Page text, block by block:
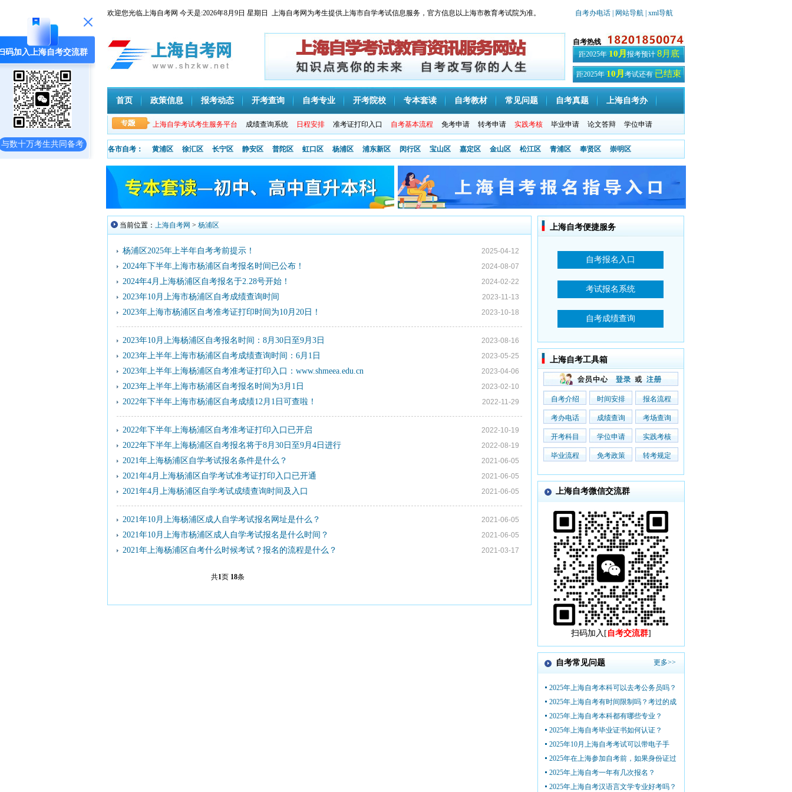
码加入上海自考交流群
与数十万考生共同备考
欢迎您光临上海自考网 今天是:2026年8月9日 星期日 上海自考网为考生提供上海市自学考试信息服务，官方信息以上海市教育考试院为准。 自考办电话 | 网站导航 | xml导航
自考热线
距2025年 10月 报考预计 8月底
距2025年 10月 考试还有 已结束
天
首页 政策信息 报考动态 开考查询 自考专业 开考院校 专本套读 自考教材 常见问题 自考真题 上海自考办
上海自学考试考生服务平台 成绩查询系统 日程安排 准考证打印入口 自考基本流程 免考申请 转考申请 实践考核 毕业申请 论文答辩 学位申请
各市自考： 黄浦区 徐汇区 长宁区 静安区 普陀区 虹口区 杨浦区 浦东新区 闵行区 宝山区 嘉定区 金山区 松江区 青浦区 奉贤区 崇明区
当前位置： 上海自考网 > 杨浦区
杨浦区2025年上半年自考考前提示！ 2025-04-12
2024年下半年上海市杨浦区自考报名时间已公布！ 2024-08-07
2024年4月上海杨浦区自考报名于2.28号开始！ 2024-02-22
2023年10月上海市杨浦区自考成绩查询时间 2023-11-13
2023年上海市杨浦区自考准考证打印时间为10月20日！ 2023-10-18
2023年10月上海杨浦区自考报名时间：8月30日至9月3日 2023-08-16
2023年上半年上海市杨浦区自考成绩查询时间：6月1日 2023-05-25
2023年上半年上海杨浦区自考准考证打印入口：www.shmeea.edu.cn 2023-04-06
2023年上半年上海市杨浦区自考报名时间为3月1日 2023-02-10
2022年下半年上海市杨浦区自考成绩12月1日可查啦！ 2022-11-29
2022年下半年上海杨浦区自考准考证打印入口已开启 2022-10-19
2022年下半年上海杨浦区自考报名将于8月30日至9月4日进行 2022-08-19
2021年上海杨浦区自学考试报名条件是什么？ 2021-06-05
2021年4月上海杨浦区自学考试准考证打印入口已开通 2021-06-05
2021年4月上海杨浦区自学考试成绩查询时间及入口 2021-06-05
2021年10月上海杨浦区成人自学考试报名网址是什么？ 2021-06-05
2021年10月上海市杨浦区成人自学考试报名是什么时间？ 2021-06-05
2021年上海杨浦区自考什么时候考试？报名的流程是什么？ 2021-03-17
共1页 18条
上海自考便捷服务
上海自考工具箱
自考介绍 时间安排 报名流程
考办电话 成绩查询 考场查询
开考科目 学位申请 实践考核
毕业流程 免考政策 转考规定
上海自考微信交流群
扫码加入[ 自考交流群]
自考常见问题 更多>>
2025年上海自考本科可以去考公务员吗？
2025年上海自考有时间限制吗？考过的成
2025年上海自考本科都有哪些专业？
2025年上海自考毕业证书如何认证？
2025年10月上海自考考试可以带电子手
2025年在上海参加自考前，如果身份证过
2025年上海自考一年有几次报名？
2025年上海自考汉语言文学专业好考吗？